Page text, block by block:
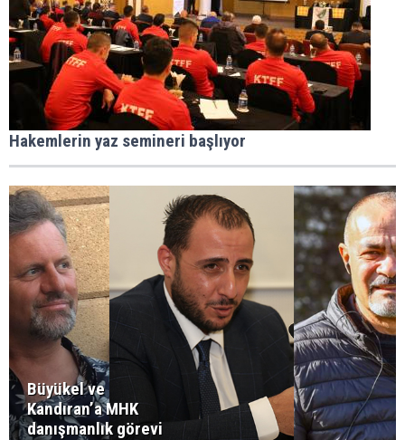
Hakemlerin yaz semineri başlıyor
Büyükel ve
Kandıran’a MHK
danışmanlık görevi